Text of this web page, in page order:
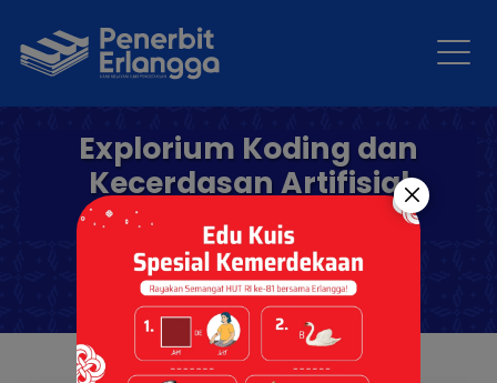
Explorium Koding dan
Kecerdasan Artifisial
SMK/MAK Kelas XI